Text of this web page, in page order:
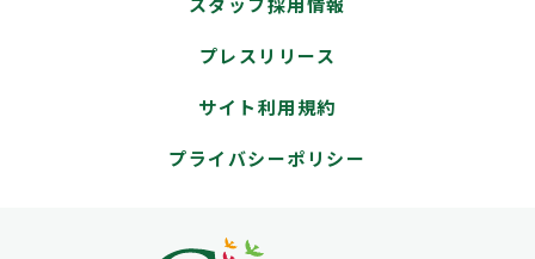
プレスリリース
サイト利用規約
プライバシーポリシー